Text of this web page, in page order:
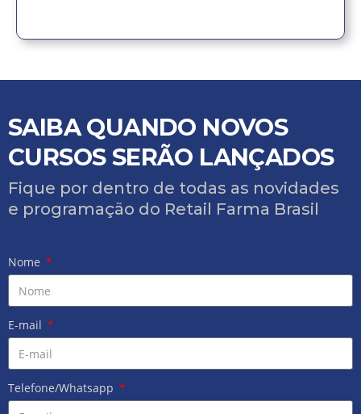
SAIBA QUANDO NOVOS
CURSOS SERÃO LANÇADOS
Fique por dentro de todas as novidades
e programação do Retail Farma Brasil
Nome
E-mail
Telefone/Whatsapp